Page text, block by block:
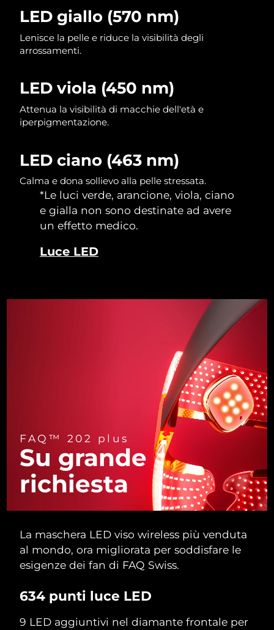
LED giallo (570 nm)
Lenisce la pelle e riduce la visibilità degli
arrossamenti.
LED viola (450 nm)
Attenua la visibilità di macchie dell'età e
iperpigmentazione.
LED ciano (463 nm)
Calma e dona sollievo alla pelle stressata.
*Le luci verde, arancione, viola, ciano
e gialla non sono destinate ad avere
un effetto medico.
Luce LED
FAQ™ 202 plus
Su grande
richiesta
La maschera LED viso wireless più venduta
al mondo, ora migliorata per soddisfare le
esigenze dei fan di FAQ Swiss.
634 punti luce LED
9 LED aggiuntivi nel diamante frontale per
Slovacchia Consegna stimata
Slovenia
Sudafrica Consegna stimata
Corea del Sud Consegna stimata
Svezia Consegna stimata
Svizzera Consegna stimata8/8/26
Taiwan
Thailandia
Consegna stimata 8/9/26
Consegna stimata
Consegna stimata8/9/26
Consegna stimata8/13/26
Consegna stimata8/14/26